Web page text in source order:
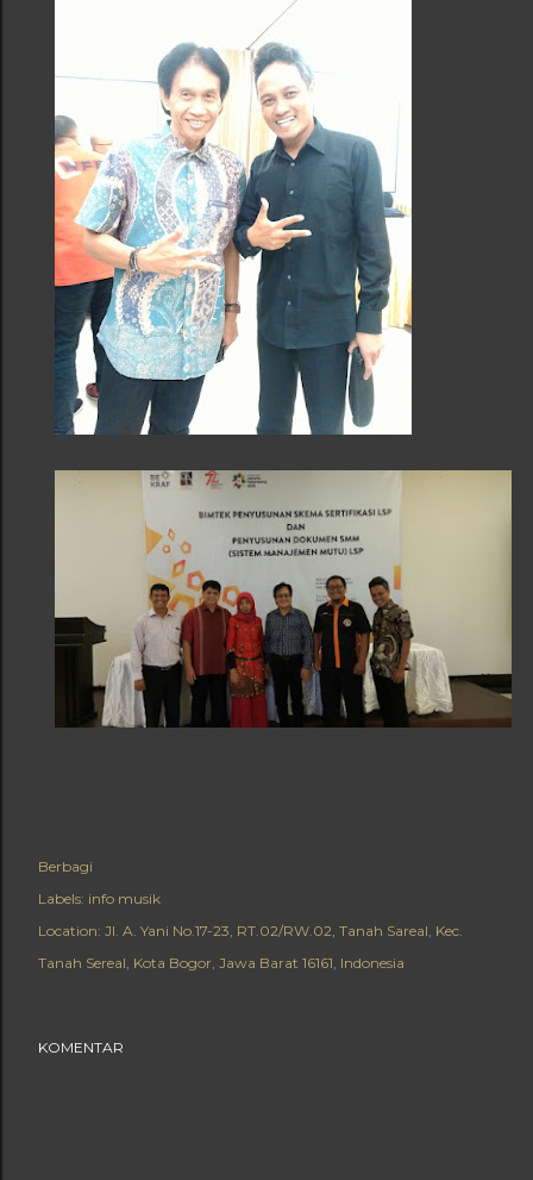
Berbagi
Labels: info musik
Location: Jl. A. Yani No.17-23, RT.02/RW.02, Tanah Sareal, Kec.
Tanah Sereal, Kota Bogor, Jawa Barat 16161, Indonesia
KOMENTAR